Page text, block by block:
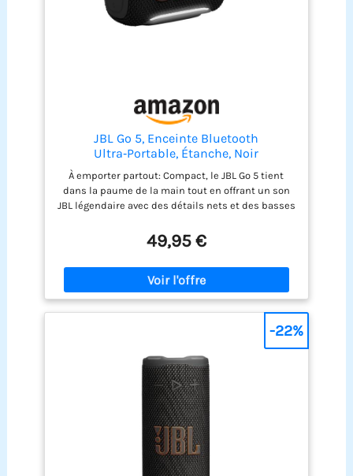
JBL Go 5, Enceinte Bluetooth
Ultra‑Portable, Étanche, Noir
À emporter partout: Compact, le JBL Go 5 tient
dans la paume de la main tout en offrant un son
JBL légendaire avec des détails nets et des basses
l’ambiance grâce à l’éclairage d’ambiance.
Choisissez des thèmes lumineux et recevez des
indications visuelles pour l’alimentation,
l’appairage, la batterie faible ou le mode Auracast.
Playtime Boost: Profitez de jusqu’à 8 heures
d’écoute, plus 2 heures supplémentaires avec
Playtime Boost, pour tirer le maximum de chaque
pluie soudaine ou petites chutes, aucun souci.
Grâce à sa protection IP68 étanche et
anti‑poussière et à sa conception résistante aux
chocs, le JBL Go 5 continue de jouer. Connectivité:
Touchez deux JBL Go 5 grâce à AirTouch pour un
son stéréo instantané, ou reliez‑les à d’autres
enceintes JBL compatibles Auracast pour encore
plus de puissance.
49,95 €
-22%